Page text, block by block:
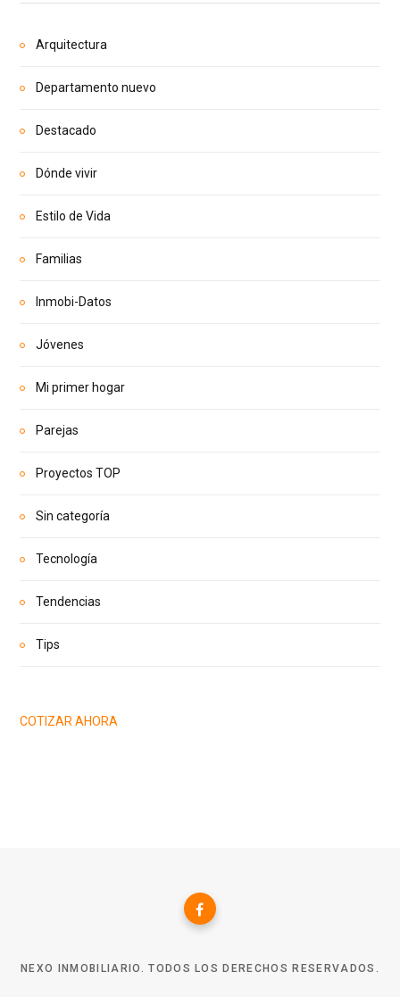
Arquitectura
Departamento nuevo
Destacado
Dónde vivir
Estilo de Vida
Familias
Inmobi-Datos
Jóvenes
Mi primer hogar
Parejas
Proyectos TOP
Sin categoría
Tecnología
Tendencias
Tips
COTIZAR AHORA
NEXO INMOBILIARIO. TODOS LOS DERECHOS RESERVADOS.